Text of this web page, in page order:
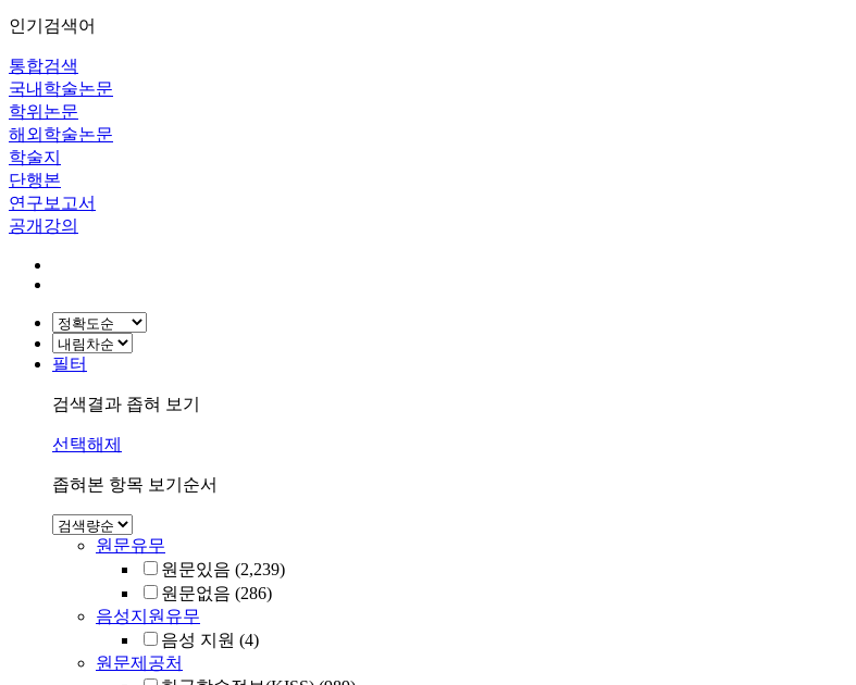
인기검색어
통합검색
국내학술논문
학위논문
해외학술논문
학술지
단행본
연구보고서
공개강의
필터
검색결과 좁혀 보기
선택해제
좁혀본 항목 보기순서
원문유무
원문있음 (2,239)
원문없음 (286)
음성지원유무
음성 지원 (4)
원문제공처